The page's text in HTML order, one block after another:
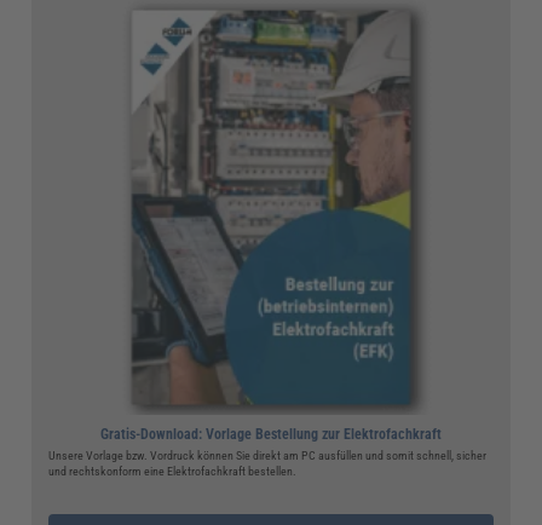
Gratis-Download: Vorlage Bestellung zur Elektrofachkraft
Unsere Vorlage bzw. Vordruck können Sie direkt am PC ausfüllen und somit schnell, sicher
und rechtskonform eine Elektrofachkraft bestellen.